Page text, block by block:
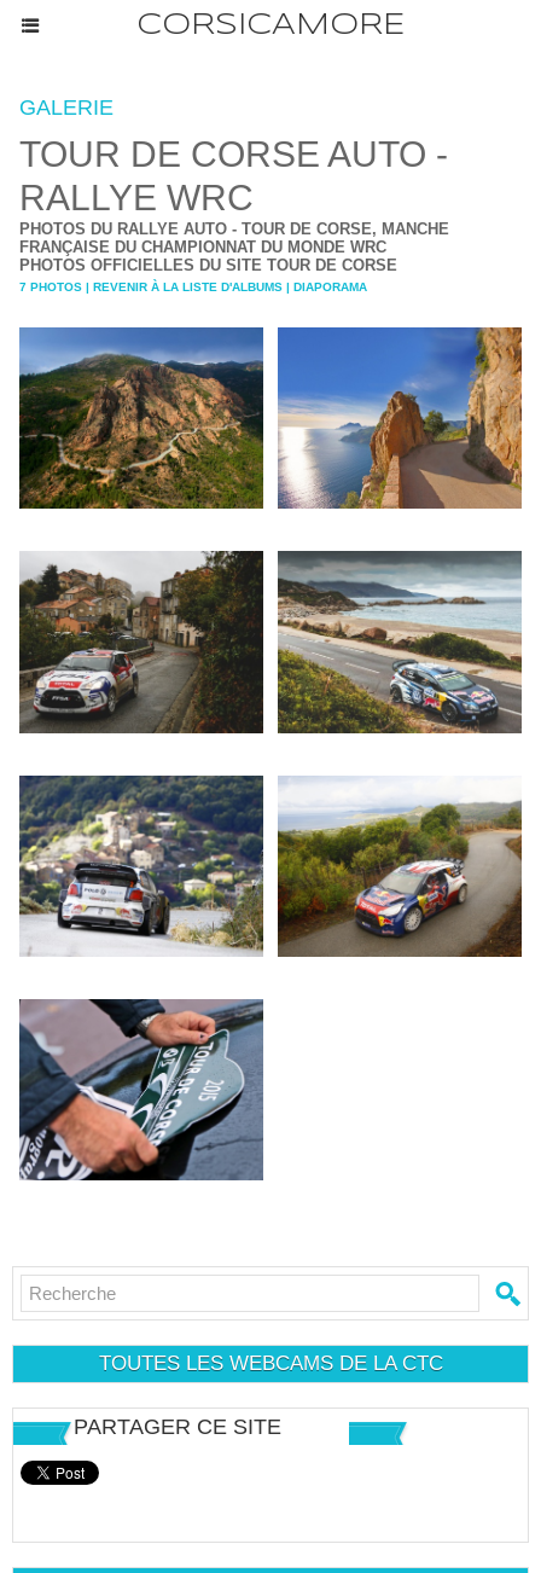
CORSICAMORE
GALERIE
TOUR DE CORSE AUTO -
RALLYE WRC
PHOTOS DU RALLYE AUTO - TOUR DE CORSE, MANCHE
FRANÇAISE DU CHAMPIONNAT DU MONDE WRC
PHOTOS OFFICIELLES DU SITE TOUR DE CORSE
7 PHOTOS | REVENIR À LA LISTE D'ALBUMS | DIAPORAMA
TOUTES LES WEBCAMS DE LA CTC
PARTAGER CE SITE